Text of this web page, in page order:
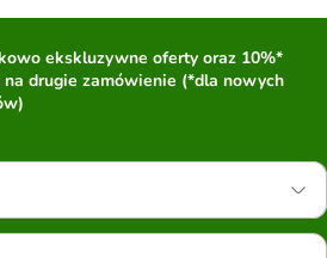
ekskluzywne oferty oraz 10%*
na drugie zamówienie (*dla nowych